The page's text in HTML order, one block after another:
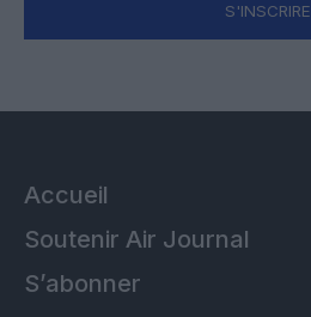
S'INSCRIRE
Accueil
Soutenir Air Journal
S’abonner